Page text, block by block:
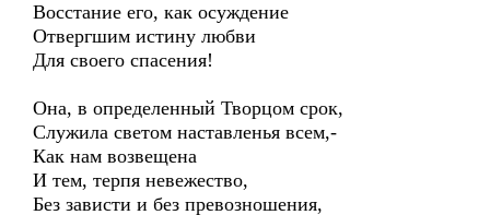
Восстание его, как осуждение
Отвергшим истину любви
Для своего спасения!
Она, в определенный Творцом срок,
Служила светом наставленья всем,-
Как нам возвещена
И тем, терпя невежество,
Без зависти и без превозношения,